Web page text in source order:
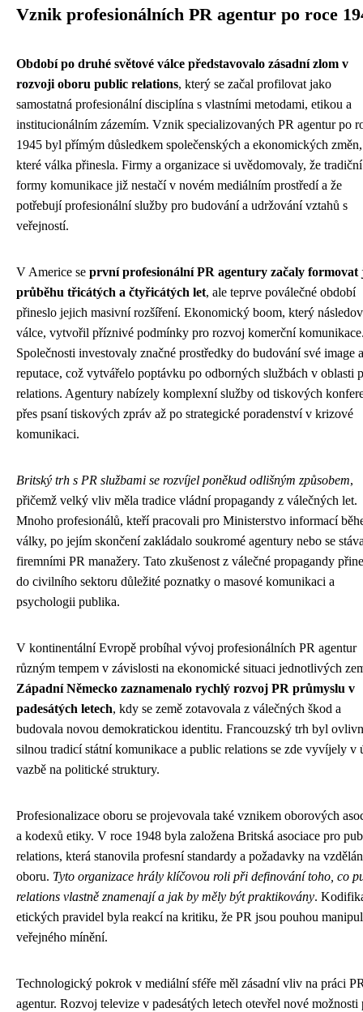
Vznik profesionálních PR agentur po roce
Období po druhé světové válce představovalo zásadní zlom v
rozvoji oboru public relations, který se začal profilovat jako
samostatná profesionální disciplína s vlastními metodami, etikou a
institucionálním zázemím. Vznik specializovaných PR agentur po
1945 byl přímým důsledkem společenských a ekonomických změn,
které válka přinesla. Firmy a organizace si uvědomovaly, že tradiční
formy komunikace již nestačí v novém mediálním prostředí a že
potřebují profesionální služby pro budování a udržování vztahů s
veřejností.
V Americe se první profesionální PR agentury začaly formovat
průběhu třicátých a čtyřicátých let, ale teprve poválečné období
přineslo jejich masivní rozšíření. Ekonomický boom, který
válce, vytvořil příznivé podmínky pro rozvoj komerční
Společnosti investovaly značné prostředky do budování své image a
reputace, což vytvářelo poptávku po odborných službách v oblasti
relations. Agentury nabízely komplexní služby od tiskových
přes psaní tiskových zpráv až po strategické poradenství v krizové
komunikaci.
Britský trh s PR službami se rozvíjel poněkud odlišným způsobem,
přičemž velký vliv měla tradice vládní propagandy z válečných let.
Mnoho profesionálů, kteří pracovali pro Ministerstvo informací
války, po jejím skončení zakládalo soukromé agentury nebo se
firemními PR manažery. Tato zkušenost z válečné propagandy
do civilního sektoru důležité poznatky o masové komunikaci a
psychologii publika.
V kontinentální Evropě probíhal vývoj profesionálních PR agentur
různým tempem v závislosti na ekonomické situaci jednotlivých
Západní Německo zaznamenalo rychlý rozvoj PR průmyslu v
padesátých letech, kdy se země zotavovala z válečných škod a
budovala novou demokratickou identitu. Francouzský trh byl
silnou tradicí státní komunikace a public relations se zde vyvíjely v
vazbě na politické struktury.
Profesionalizace oboru se projevovala také vznikem oborových
a kodexů etiky. V roce 1948 byla založena Britská asociace pro
relations, která stanovila profesní standardy a požadavky na
oboru. Tyto organizace hrály klíčovou roli při definování toho, co
relations vlastně znamenají a jak by měly být praktikovány.
etických pravidel byla reakcí na kritiku, že PR jsou pouhou
veřejného mínění.
Technologický pokrok v mediální sféře měl zásadní vliv na práci
agentur. Rozvoj televize v padesátých letech otevřel nové možnosti